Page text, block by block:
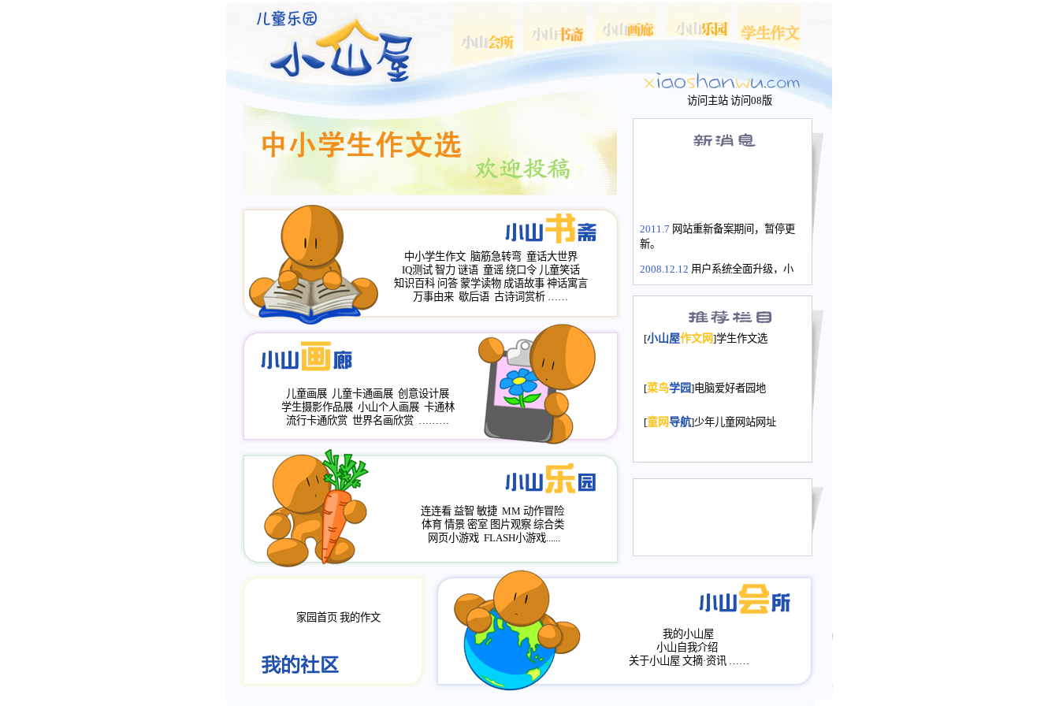
访问主站 访问08版
2011.7 网站重新备案期间，暂停更
新。
2008.12.12 用户系统全面升级，小
山屋主站、作文网、学生作文、家
长会、家园网－个人空间，用户一
次注册全部通行。
2008.12.12家园网正式运行，域
年，2009版提前启用，小山屋全面
小山画廊均增加多个新栏目。。
评分、顶功能，作文宝典改版。
[小山屋作文网]学生作文选
[菜鸟学园]电脑爱好者园地
[童网导航]少年儿童网站网址
中小学生作文 脑筋急转弯 童话大世界
IQ测试 智力 谜语 童谣 绕口令 儿童笑话
知识百科 问答 蒙学读物 成语故事 神话寓言
万事由来 歇后语 古诗词赏析 ……
儿童画展 儿童卡通画展 创意设计展
学生摄影作品展 小山个人画展 卡通林
流行卡通欣赏 世界名画欣赏 ………
连连看 益智 敏捷 MM 动作冒险
体育 情景 密室 图片观察 综合类
网页小游戏 FLASH小游戏......
家园首页 我的作文
我的小山屋
小山自我介绍
关于小山屋 文摘·资讯 ……